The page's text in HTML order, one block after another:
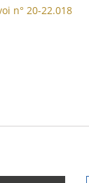
n° 20-22.018